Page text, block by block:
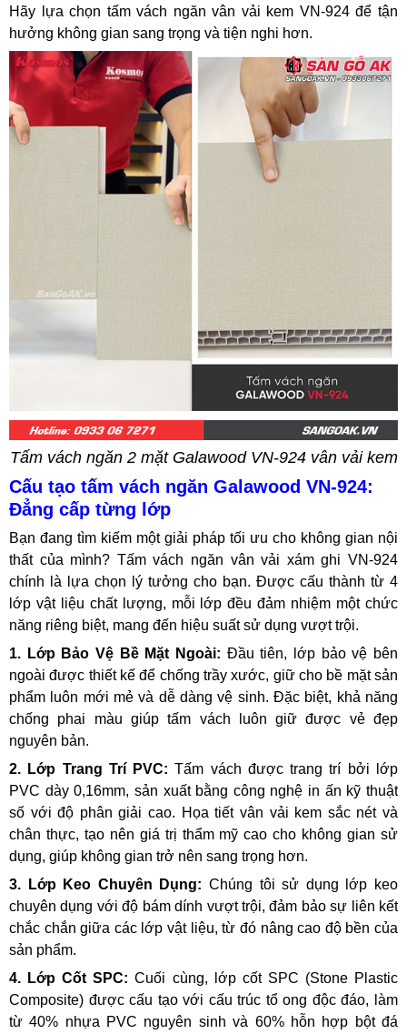
Hãy lựa chọn tấm vách ngăn vân vải kem VN-924 để tận
hưởng không gian sang trọng và tiện nghi hơn.
Tấm vách ngăn 2 mặt Galawood VN-924 vân vải kem
Cấu tạo tấm vách ngăn Galawood VN-924:
Đẳng cấp từng lớp
Bạn đang tìm kiếm một giải pháp tối ưu cho không gian nội
thất của mình? Tấm vách ngăn vân vải xám ghi VN-924
chính là lựa chọn lý tưởng cho bạn. Được cấu thành từ 4
lớp vật liệu chất lượng, mỗi lớp đều đảm nhiệm một chức
năng riêng biệt, mang đến hiệu suất sử dụng vượt trội.
1. Lớp Bảo Vệ Bề Mặt Ngoài: Đầu tiên, lớp bảo vệ bên
ngoài được thiết kế để chống trầy xước, giữ cho bề mặt sản
phẩm luôn mới mẻ và dễ dàng vệ sinh. Đặc biệt, khả năng
chống phai màu giúp tấm vách luôn giữ được vẻ đẹp
nguyên bản.
2. Lớp Trang Trí PVC: Tấm vách được trang trí bởi lớp
PVC dày 0,16mm, sản xuất bằng công nghệ in ấn kỹ thuật
số với độ phân giải cao. Họa tiết vân vải kem sắc nét và
chân thực, tạo nên giá trị thẩm mỹ cao cho không gian sử
dụng, giúp không gian trở nên sang trọng hơn.
3. Lớp Keo Chuyên Dụng: Chúng tôi sử dụng lớp keo
chuyên dụng với độ bám dính vượt trội, đảm bảo sự liên kết
chắc chắn giữa các lớp vật liệu, từ đó nâng cao độ bền của
sản phẩm.
4. Lớp Cốt SPC: Cuối cùng, lớp cốt SPC (Stone Plastic
Composite) được cấu tạo với cấu trúc tổ ong độc đáo, làm
từ 40% nhựa PVC nguyên sinh và 60% hỗn hợp bột đá